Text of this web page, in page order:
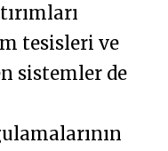
tesisleri ve
sistemler de